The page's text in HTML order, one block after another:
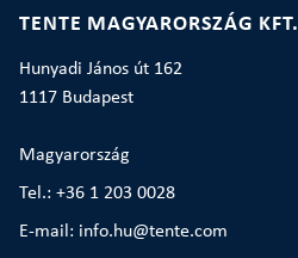
TENTE MAGYARORSZÁG KFT.
Hunyadi János út 162
1117 Budapest
Magyarország
Tel.: +36 1 203 0028
E-mail: info.hu@tente.com